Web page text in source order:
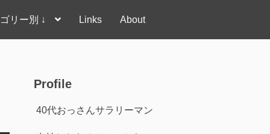
リー別 ↓ Links About
Profile
40代おっさんサラリーマン